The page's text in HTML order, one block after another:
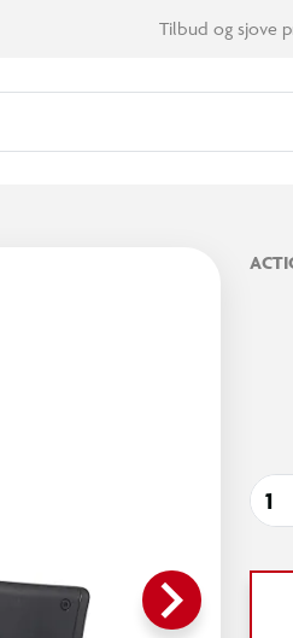
Tilbud og sjove
keyboard_arrow_right
1